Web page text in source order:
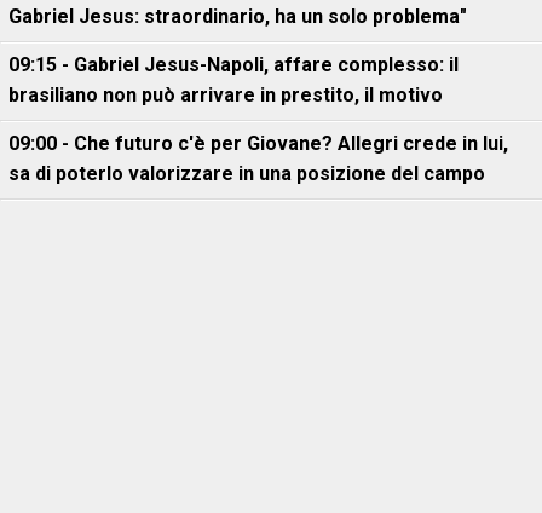
Gabriel Jesus: straordinario, ha un solo problema"
09:15 - Gabriel Jesus-Napoli, affare complesso: il
brasiliano non può arrivare in prestito, il motivo
09:00 - Che futuro c'è per Giovane? Allegri crede in lui,
sa di poterlo valorizzare in una posizione del campo